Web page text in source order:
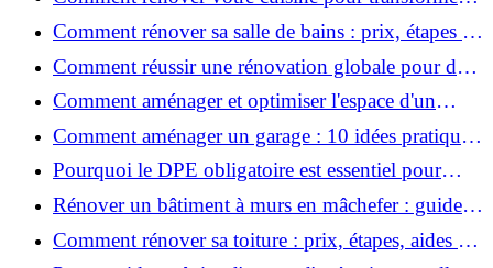
votre espace de vie ?
Comment rénover sa salle de bains : prix, étapes et
astuces ?
Comment réussir une rénovation globale pour des
économies et un confort durables?
Comment aménager et optimiser l'espace d'un
studio : 10 astuces pratiques ?
Comment aménager un garage : 10 idées pratiques
et efficaces ?
Pourquoi le DPE obligatoire est essentiel pour
vendre ou louer un bien ?
Rénover un bâtiment à murs en mâchefer : guide
pratique et solutions
Comment rénover sa toiture : prix, étapes, aides et